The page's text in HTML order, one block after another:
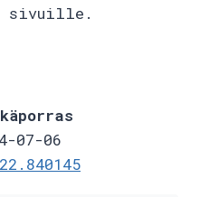
sivuille.
07-06